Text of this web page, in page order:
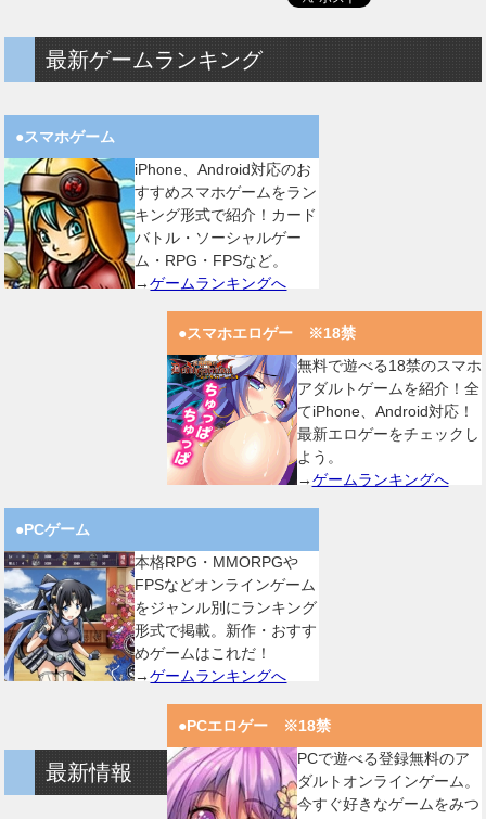
最新ゲームランキング
●スマホゲーム
iPhone、Android対応のお
すすめスマホゲームをラン
キング形式で紹介！カード
バトル・ソーシャルゲー
ム・RPG・FPSなど。
→ゲームランキングへ
●スマホエロゲー ※18禁
無料で遊べる18禁のスマホ
アダルトゲームを紹介！全
てiPhone、Android対応！
最新エロゲーをチェックし
よう。
→ゲームランキングへ
●PCゲーム
本格RPG・MMORPGや
FPSなどオンラインゲーム
をジャンル別にランキング
形式で掲載。新作・おすす
めゲームはこれだ！
→ゲームランキングへ
●PCエロゲー ※18禁
PCで遊べる登録無料のア
ダルトオンラインゲーム。
今すぐ好きなゲームをみつ
最新情報